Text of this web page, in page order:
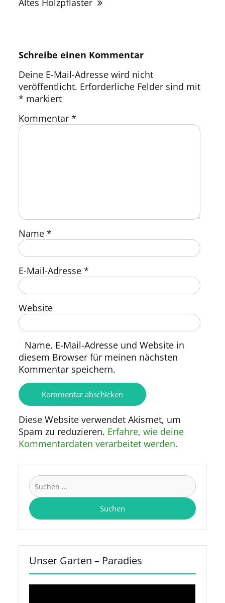
Schreibe einen Kommentar
Deine E-Mail-Adresse wird nicht
veröffentlicht. Erforderliche Felder sind mit
* markiert
Kommentar*
Name*
E-Mail-Adresse*
Website
Name, E-Mail-Adresse und Website in
diesem Browser für meinen nächsten
Kommentar speichern.
Diese Website verwendet Akismet, um
Spam zu reduzieren. Erfahre, wie deine
Kommentardaten verarbeitet werden.
Suchen
nach:
Unser Garten – Paradies